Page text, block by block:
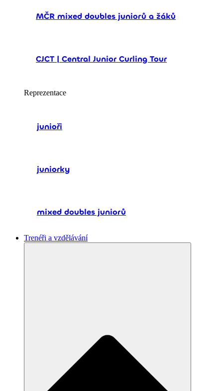
MČR mixed doubles juniorů a žáků
CJCT | Central Junior Curling Tour
Reprezentace
junioři
juniorky
mixed doubles juniorů
Trenéři a vzdělávání